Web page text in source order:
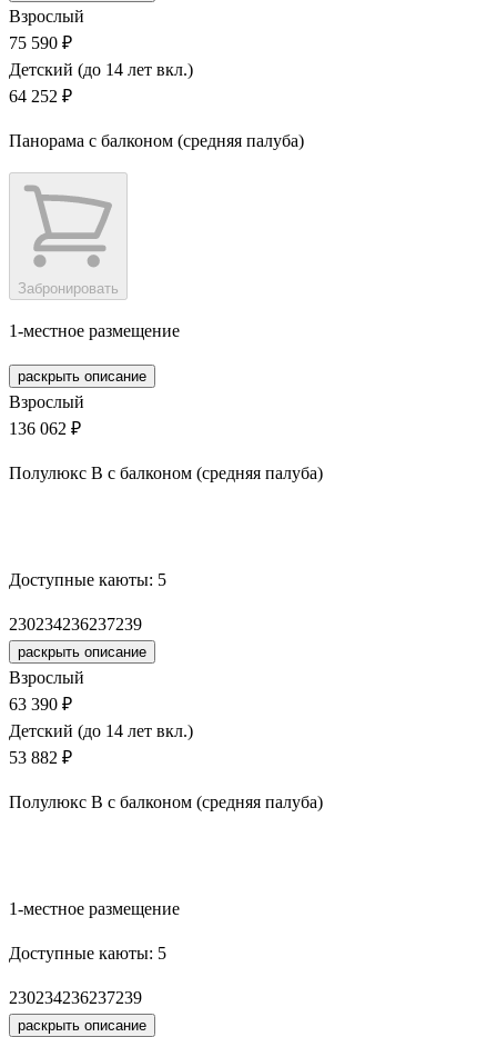
Взрослый
75 590 ₽
Детский (до 14 лет вкл.)
64 252 ₽
Панорама с балконом (средняя палуба)
Забронировать
1-местное размещение
раскрыть описание
Взрослый
136 062 ₽
Полулюкс В с балконом (средняя палуба)
Доступные каюты: 5
230234236237239
раскрыть описание
Взрослый
63 390 ₽
Детский (до 14 лет вкл.)
53 882 ₽
Полулюкс В с балконом (средняя палуба)
1-местное размещение
Доступные каюты: 5
230234236237239
раскрыть описание